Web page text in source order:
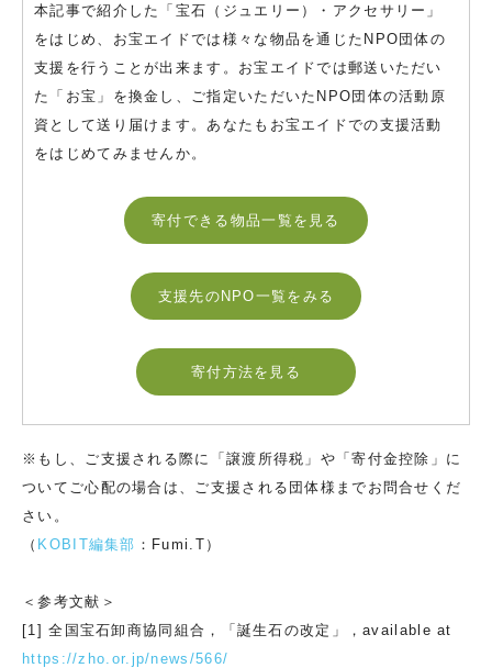
本記事で紹介した「宝石（ジュエリー）・アクセサリー」
をはじめ、お宝エイドでは様々な物品を通じたNPO団体の
支援を行うことが出来ます。お宝エイドでは郵送いただい
た「お宝」を換金し、ご指定いただいたNPO団体の活動原
資として送り届けます。あなたもお宝エイドでの支援活動
をはじめてみませんか。
寄付できる物品一覧を見る
支援先のNPO一覧をみる
寄付方法を見る
※もし、ご支援される際に「譲渡所得税」や「寄付金控除」に
ついてご心配の場合は、ご支援される団体様までお問合せくだ
さい。
（ KOBIT編集部 ：Fumi.T）
＜参考文献＞
[1] 全国宝石卸商協同組合，「誕生石の改定」，available at
https://zho.or.jp/news/566/